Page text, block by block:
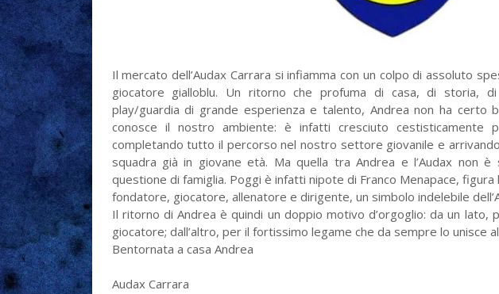
Il mercato dell’Audax Carrara si infiamma con un colpo di assoluto
giocatore gialloblu. Un ritorno che profuma di casa, di storia,
play/guardia di grande esperienza e talento, Andrea non ha certo
conosce il nostro ambiente: è infatti cresciuto cestisticamente
completando tutto il percorso nel nostro settore giovanile e
squadra già in giovane età. Ma quella tra Andrea e l’Audax non
questione di famiglia. Poggi è infatti nipote di Franco Menapace,
fondatore, giocatore, allenatore e dirigente, un simbolo indelebile
Il ritorno di Andrea è quindi un doppio motivo d’orgoglio: da un lato,
giocatore; dall’altro, per il fortissimo legame che da sempre lo unisce
Bentornata a casa Andrea
Audax Carrara